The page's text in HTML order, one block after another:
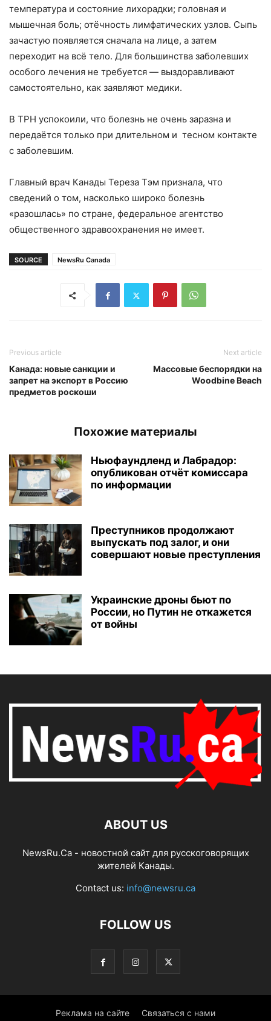
температура и состояние лихорадки; головная и
мышечная боль; отёчность лимфатических узлов. Сыпь
зачастую появляется сначала на лице, а затем
переходит на всё тело. Для большинства заболевших
особого лечения не требуется — выздоравливают
самостоятельно, как заявляют медики.
В TPH успокоили, что болезнь не очень заразна и
передаётся только при длительном и тесном контакте
с заболевшим.
Главный врач Канады Тереза Тэм признала, что
сведений о том, насколько широко болезнь
«разошлась» по стране, федеральное агентство
общественного здравоохранения не имеет.
SOURCE NewsRu Canada
Previous article
Канада: новые санкции и
запрет на экспорт в Россию
предметов роскоши
Next article
Массовые беспорядки на
Woodbine Beach
Похожие материалы
Ньюфаундленд и Лабрадор:
опубликован отчёт комиссара
по информации
Преступников продолжают
выпускать под залог, и они
совершают новые преступления
Украинские дроны бьют по
России, но Путин не откажется
от войны
ABOUT US
NewsRu.Ca - новостной сайт для русскоговорящих
жителей Канады.
Contact us: info@newsru.ca
FOLLOW US
Реклама на сайте Связаться с нами